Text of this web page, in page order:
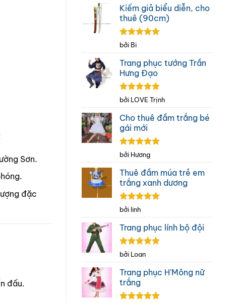
sao
Kiếm giả biểu diễn, cho
thuê (90cm)
Được xếp
sao
bởi Bi
Trang phục tướng Trần
Hưng Đạo
Được xếp
sao
bởi LOVE Trịnh
Cho thuê đầm trắng bé
gái mới
Được xếp
5
sao
bởi Hương
Thuê đầm múa trẻ em
trắng xanh dương
Được xếp
sao
bởi linh
Trang phục lính bộ đội
Được xếp
sao
bởi Loan
Trang phục H'Mông nữ
trắng
Sơn.
đặc
đấu.